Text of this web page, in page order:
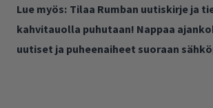
Lue myös: Tilaa Rumban uutiskirje ja
kahvitauolla puhutaan! Nappaa
uutiset ja puheenaiheet suoraan